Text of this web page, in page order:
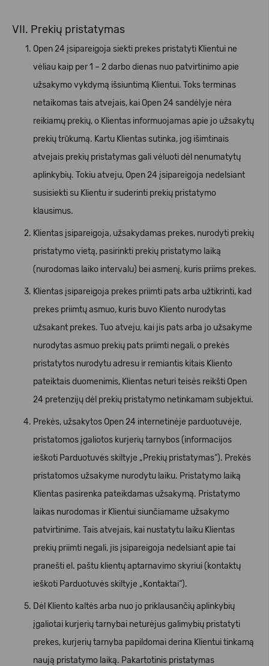
VII. Prekių pristatymas
Open 24 įsipareigoja siekti prekes pristatyti Klientui ne
vėliau kaip per 1 – 2 darbo dienas nuo patvirtinimo apie
užsakymo vykdymą išsiuntimą Klientui. Toks terminas
netaikomas tais atvejais, kai Open 24 sandėlyje nėra
reikiamų prekių, o Klientas informuojamas apie jo užsakytų
prekių trūkumą. Kartu Klientas sutinka, jog išimtinais
atvejais prekių pristatymas gali vėluoti dėl nenumatytų
aplinkybių. Tokiu atveju, Open 24 įsipareigoja nedelsiant
susisiekti su Klientu ir suderinti prekių pristatymo
klausimus.
Klientas įsipareigoja, užsakydamas prekes, nurodyti prekių
pristatymo vietą, pasirinkti prekių pristatymo laiką
(nurodomas laiko intervalu) bei asmenį, kuris priims prekes.
Klientas įsipareigoja prekes priimti pats arba užtikrinti, kad
prekes priimtų asmuo, kuris buvo Kliento nurodytas
užsakant prekes. Tuo atveju, kai jis pats arba jo užsakyme
nurodytas asmuo prekių pats priimti negali, o prekės
pristatytos nurodytu adresu ir remiantis kitais Kliento
pateiktais duomenimis, Klientas neturi teisės reikšti Open
24 pretenzijų dėl prekių pristatymo netinkamam subjektui.
Prekės, užsakytos Open 24 internetinėje parduotuvėje,
pristatomos įgaliotos kurjerių tarnybos (informacijos
ieškoti Parduotuvės skiltyje „Prekių pristatymas“). Prekės
pristatomos užsakyme nurodytu laiku. Pristatymo laiką
Klientas pasirenka pateikdamas užsakymą. Pristatymo
laikas nurodomas ir Klientui siunčiamame užsakymo
patvirtinime. Tais atvejais, kai nustatytu laiku Klientas
prekių priimti negali, jis įsipareigoja nedelsiant apie tai
pranešti el. paštu klientų aptarnavimo skyriui (kontaktų
ieškoti Parduotuvės skiltyje „Kontaktai“).
Dėl Kliento kaltės arba nuo jo priklausančių aplinkybių
įgaliotai kurjerių tarnybai neturėjus galimybių pristatyti
prekes, kurjerių tarnyba papildomai derina Klientui tinkamą
naują pristatymo laiką. Pakartotinis pristatymas